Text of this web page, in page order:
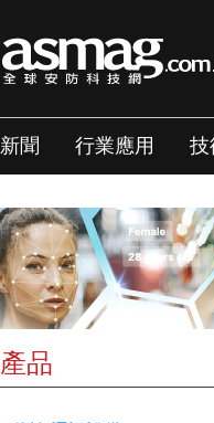
新聞 行業應用 技
產品